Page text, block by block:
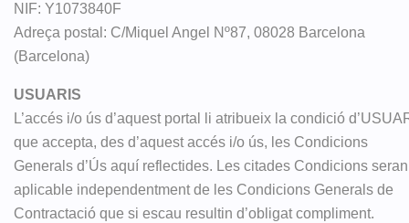
NIF: Y1073840F
Adreça postal: C/Miquel Angel Nº87, 08028 Barcelona
(Barcelona)
USUARIS
L’accés i/o ús d’aquest portal li atribueix la condició
que accepta, des d’aquest accés i/o ús, les Condicions
Generals d’Ús aquí reflectides. Les citades Condicions seran
aplicable independentment de les Condicions Generals de
Contractació que si escau resultin d’obligat compliment.